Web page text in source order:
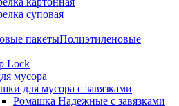
суповая
Полиэтиленовые
Lock
мусора
для мусора с завязками
Ромашка Надежные с завязками